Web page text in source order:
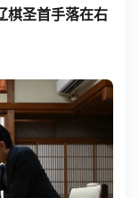
棋圣首手落在右